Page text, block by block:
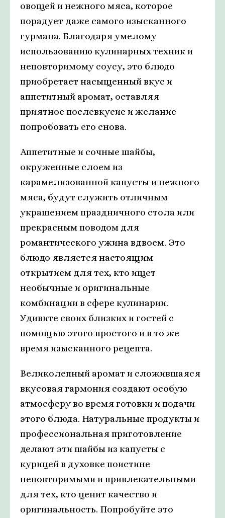
овощей и нежного мяса, которое
порадует даже самого изысканного
гурмана. Благодаря умелому
использованию кулинарных техник и
неповторимому соусу, это блюдо
приобретает насыщенный вкус и
аппетитный аромат, оставляя
приятное послевкусие и желание
попробовать его снова.
Аппетитные и сочные шайбы,
окруженные слоем из
карамелизованной капусты и нежного
мяса, будут служить отличным
украшением праздничного стола или
прекрасным поводом для
романтического ужина вдвоем. Это
блюдо является настоящим
открытием для тех, кто ищет
необычные и оригинальные
комбинации в сфере кулинарии.
Удивите своих близких и гостей с
помощью этого простого и в то же
время изысканного рецепта.
Великолепный аромат и сложившаяся
вкусовая гармония создают особую
атмосферу во время готовки и подачи
этого блюда. Натуральные продукты и
профессиональная приготовление
делают эти шайбы из капусты с
курицей в духовке поистине
неповторимыми и привлекательными
для тех, кто ценит качество и
оригинальность. Попробуйте это